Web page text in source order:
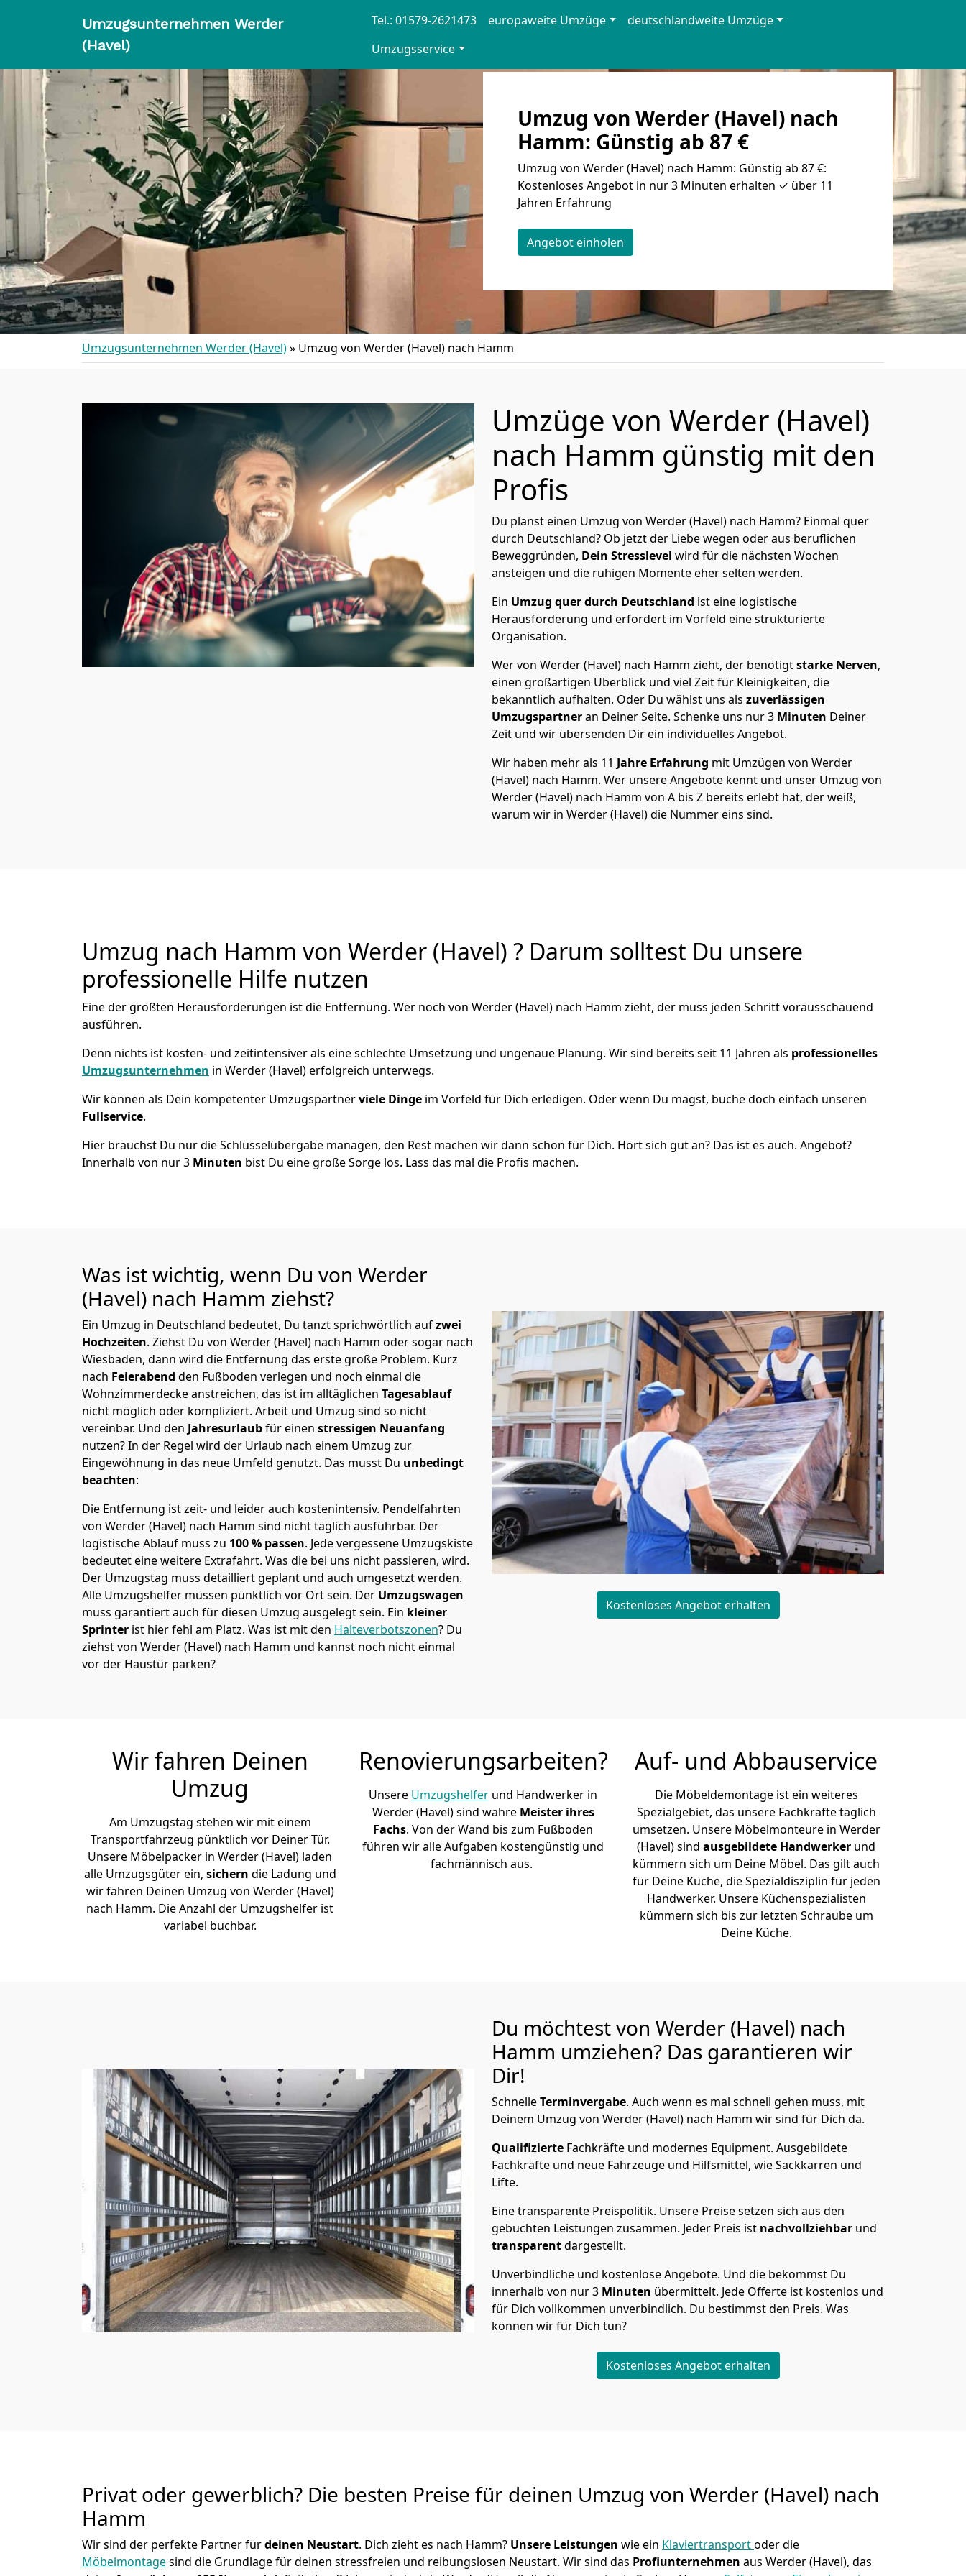
Umzugsunternehmen Werder
(Havel)
Tel.: 01579-2621473 europaweite Umzüge
deutschlandweite Umzüge
Umzugsservice
Umzug von Werder (Havel) nach
Hamm: Günstig ab 87 €
Umzug von Werder (Havel) nach Hamm: Günstig ab 87 €:
Kostenloses Angebot in nur 3 Minuten erhalten ✓ über 11
Jahren Erfahrung
Angebot einholen
Umzugsunternehmen Werder (Havel)» Umzug von Werder (Havel) nach Hamm
Umzüge von Werder (Havel)
nach Hamm günstig mit den
Profis
Du planst einen Umzug von Werder (Havel) nach Hamm? Einmal quer
durch Deutschland? Ob jetzt der Liebe wegen oder aus beruflichen
Beweggründen, Dein Stresslevel wird für die nächsten Wochen
ansteigen und die ruhigen Momente eher selten werden.
Ein Umzug quer durch Deutschland ist eine logistische
Herausforderung und erfordert im Vorfeld eine strukturierte
Organisation.
Wer von Werder (Havel) nach Hamm zieht, der benötigtstarke Nerven,
einen großartigen Überblick und viel Zeit für Kleinigkeiten, die
bekanntlich aufhalten. Oder Du wählst uns als zuverlässigen
Umzugspartneran Deiner Seite. Schenke uns nur3 Minuten Deiner
Zeit und wir übersenden Dir ein individuelles Angebot.
Wir haben mehr als 11 Jahre Erfahrung mit Umzügen von Werder
(Havel) nach Hamm. Wer unsere Angebote kennt und unser Umzug von
Werder (Havel) nach Hamm von A bis Z bereits erlebt hat, der weiß,
warum wir in Werder (Havel) die Nummer eins sind.
Umzug nach Hamm von Werder (Havel) ? Darum solltest Du unsere
professionelle Hilfe nutzen
Eine der größten Herausforderungen ist die Entfernung. Wer noch von Werder (Havel) nach Hamm zieht, der muss jeden Schritt vorausschauend
ausführen.
Denn nichts ist kosten- und zeitintensiver als eine schlechte Umsetzung und ungenaue Planung. Wir sind bereits seit 11 Jahren als professionelles
Umzugsunternehmen in Werder (Havel) erfolgreich unterwegs.
Wir können als Dein kompetenter Umzugspartnerviele Dinge im Vorfeld für Dich erledigen. Oder wenn Du magst, buche doch einfach unseren
Fullservice.
Hier brauchst Du nur die Schlüsselübergabe managen, den Rest machen wir dann schon für Dich. Hört sich gut an? Das ist es auch. Angebot?
Innerhalb von nur 3 Minuten bist Du eine große Sorge los. Lass das mal die Profis machen.
Was ist wichtig, wenn Du von Werder
(Havel) nach Hamm ziehst?
Ein Umzug in Deutschland bedeutet, Du tanzt sprichwörtlich aufzwei
Hochzeiten. Ziehst Du von Werder (Havel) nach Hamm oder sogar nach
Wiesbaden, dann wird die Entfernung das erste große Problem. Kurz
nach Feierabend den Fußboden verlegen und noch einmal die
Wohnzimmerdecke anstreichen, das ist im alltäglichen Tagesablauf
nicht möglich oder kompliziert. Arbeit und Umzug sind so nicht
vereinbar. Und den Jahresurlaubfür einen stressigen Neuanfang
nutzen? In der Regel wird der Urlaub nach einem Umzug zur
Eingewöhnung in das neue Umfeld genutzt. Das musst Du unbedingt
beachten:
Die Entfernung ist zeit- und leider auch kostenintensiv. Pendelfahrten
von Werder (Havel) nach Hamm sind nicht täglich ausführbar. Der
logistische Ablauf muss zu 100 % passen. Jede vergessene Umzugskiste
bedeutet eine weitere Extrafahrt. Was die bei uns nicht passieren, wird.
Der Umzugstag muss detailliert geplant und auch umgesetzt werden.
Alle Umzugshelfer müssen pünktlich vor Ort sein. Der Umzugswagen
muss garantiert auch für diesen Umzug ausgelegt sein. Ein kleiner
Sprinter ist hier fehl am Platz. Was ist mit den Halteverbotszonen? Du
ziehst von Werder (Havel) nach Hamm und kannst noch nicht einmal
vor der Haustür parken?
Kostenloses Angebot erhalten
Wir fahren Deinen
Umzug
Am Umzugstag stehen wir mit einem
Transportfahrzeug pünktlich vor Deiner Tür.
Unsere Möbelpacker in Werder (Havel) laden
alle Umzugsgüter ein, sichern die Ladung und
wir fahren Deinen Umzug von Werder (Havel)
nach Hamm. Die Anzahl der Umzugshelfer ist
variabel buchbar.
Renovierungsarbeiten?
Unsere Umzugshelfer und Handwerker in
Werder (Havel) sind wahre Meister ihres
Fachs. Von der Wand bis zum Fußboden
führen wir alle Aufgaben kostengünstig und
fachmännisch aus.
Auf- und Abbauservice
Die Möbeldemontage ist ein weiteres
Spezialgebiet, das unsere Fachkräfte täglich
umsetzen. Unsere Möbelmonteure in Werder
(Havel) sind ausgebildete Handwerker und
kümmern sich um Deine Möbel. Das gilt auch
für Deine Küche, die Spezialdisziplin für jeden
Handwerker. Unsere Küchenspezialisten
kümmern sich bis zur letzten Schraube um
Deine Küche.
Du möchtest von Werder (Havel) nach
Hamm umziehen? Das garantieren wir
Dir!
SchnelleTerminvergabe. Auch wenn es mal schnell gehen muss, mit
Deinem Umzug von Werder (Havel) nach Hamm wir sind für Dich da.
Qualifizierte Fachkräfte und modernes Equipment. Ausgebildete
Fachkräfte und neue Fahrzeuge und Hilfsmittel, wie Sackkarren und
Lifte.
Eine transparente Preispolitik. Unsere Preise setzen sich aus den
gebuchten Leistungen zusammen. Jeder Preis ist nachvollziehbar und
transparentdargestellt.
Unverbindliche und kostenlose Angebote. Und die bekommst Du
innerhalb von nur3 Minuten übermittelt. Jede Offerte ist kostenlos und
für Dich vollkommen unverbindlich. Du bestimmst den Preis. Was
können wir für Dich tun?
Kostenloses Angebot erhalten
Privat oder gewerblich? Die besten Preise für deinen Umzug von Werder (Havel) nach
Hamm
Wir sind der perfekte Partner fürdeinen Neustart. Dich zieht es nach Hamm? Unsere Leistungen wie ein Klaviertransportoder die
Möbelmontagesind die Grundlage für deinen stressfreien und reibungslosen Neustart. Wir sind das Profiunternehmen aus Werder (Havel), das